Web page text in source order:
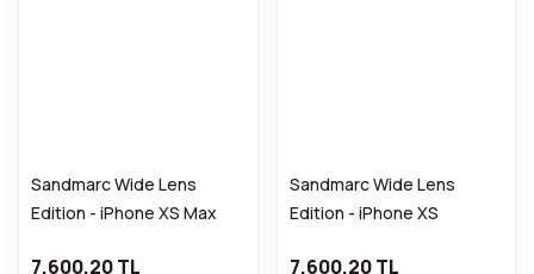
Sandmarc Wide Lens
Edition - iPhone XS Max
7.600,20 TL
Sandmarc Wide Lens
Edition - iPhone XS
7.600,20 TL